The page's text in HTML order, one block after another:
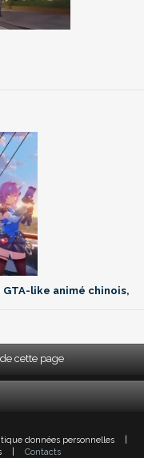
GTA-like animé chinois,
cette page
données personnelles
Contacts